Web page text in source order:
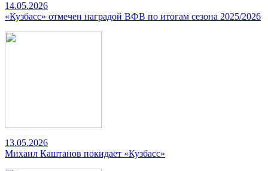
14.05.2026
«Кузбасс» отмечен наградой ВФВ по итогам сезона 2025/2026
13.05.2026
Михаил Каштанов покидает «Кузбасс»